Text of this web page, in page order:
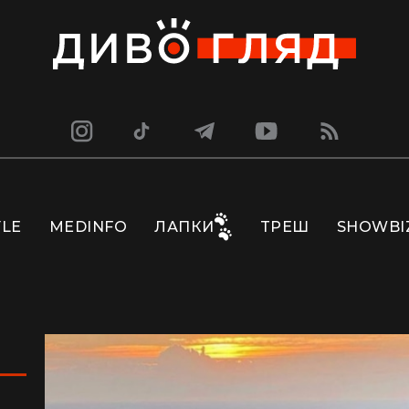
MEDINFO ЛАПКИ ТРЕШ